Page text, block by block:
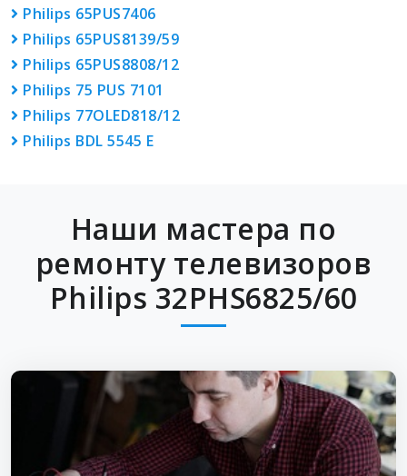
Philips 65PUS7406
Philips 65PUS8139/59
Philips 65PUS8808/12
Philips 75 PUS 7101
Philips 77OLED818/12
Philips BDL 5545 E
Наши мастера по
ремонту телевизоров
Philips 32PHS6825/60